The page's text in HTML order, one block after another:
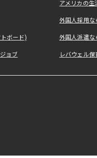
アメリカの
外国人採用
ボード) 外国人派遣な
ョブ レバウェル